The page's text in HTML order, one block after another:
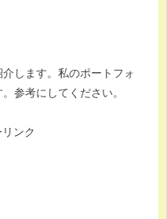
します。私のポートフォ
参考にしてください。
ンク